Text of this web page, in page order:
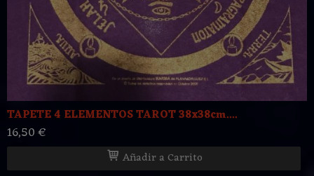
TAPETE 4 ELEMENTOS TAROT 38x38cm....
16,50 €
Añadir a Carrito